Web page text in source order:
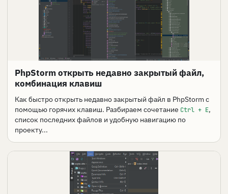
PhpStorm открыть недавно закрытый файл,
комбинация клавиш
Как быстро открыть недавно закрытый файл в PhpStorm с
помощью горячих клавиш. Разбираем сочетание Ctrl + E,
список последних файлов и удобную навигацию по
проекту...